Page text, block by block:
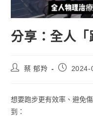
分享：全人「
蔡 郁羚 2024-
想要跑步更有效率、避免
到：